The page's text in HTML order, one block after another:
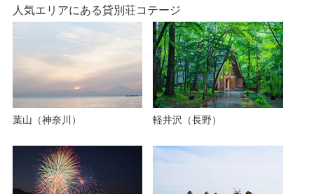
人気エリアにある貸別荘コテージ
葉山（神奈川） 軽井沢（長野）